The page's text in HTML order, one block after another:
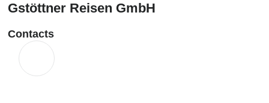
Gstöttner Reisen GmbH
Contacts